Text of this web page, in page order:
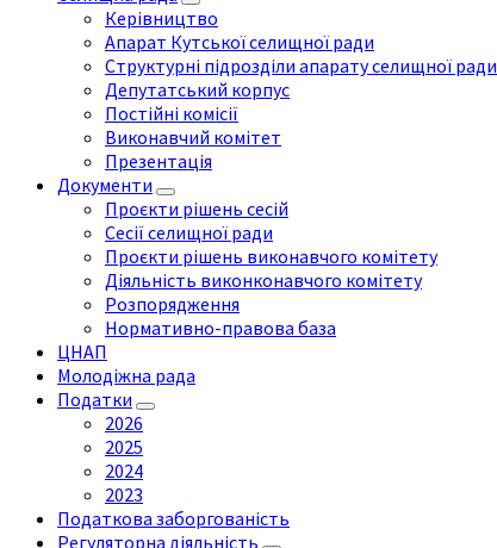
Керівництво
Апарат Кутської селищної ради
Структурні підрозділи апарату селищної ради
Депутатський корпус
Постійні комісії
Виконавчий комітет
Презентація
Документи
Проєкти рішень сесій
Сесії селищної ради
Проєкти рішень виконавчого комітету
Діяльність виконконавчого комітету
Розпорядження
Нормативно-правова база
ЦНАП
Молодіжна рада
Податки
2026
2025
2024
2023
Податкова заборгованість
Регуляторна діяльність